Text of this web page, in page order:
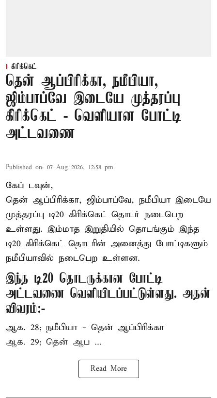
கிரிக்கெட்
தென் ஆப்பிரிக்கா, நமீபியா,
ஜிம்பாப்வே இடையே முத்தரப்பு
கிரிக்கெட் - வெளியான போட்டி
அட்டவணை
Published on: 07 Aug 2026, 12:58 pm
கேப் டவுன்,
தென் ஆப்பிரிக்கா, ஜிம்பாப்வே, நமீபியா இடையே
முத்தரப்பு டி20 கிரிக்கெட் தொடர் நடைபெற
உள்ளது. இம்மாத இறுதியில் தொடங்கும் இந்த
டி20 கிரிக்கெட் தொடரின் அனைத்து போட்டிகளும்
நமீபியாவில் நடைபெற உள்ளன.
இந்த டி20 தொடருக்கான போட்டி
அட்டவணை வெளியிடப்பட்டுள்ளது. அதன்
விவரம்:-
ஆக. 28; நமீபியா - தென் ஆப்பிரிக்கா
ஆக. 29; தென் ஆப ...
Read More